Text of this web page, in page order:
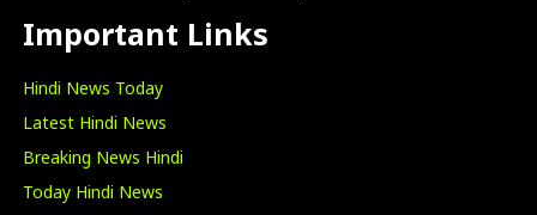
Important Links
Hindi News Today
Latest Hindi News
Breaking News Hindi
Today Hindi News